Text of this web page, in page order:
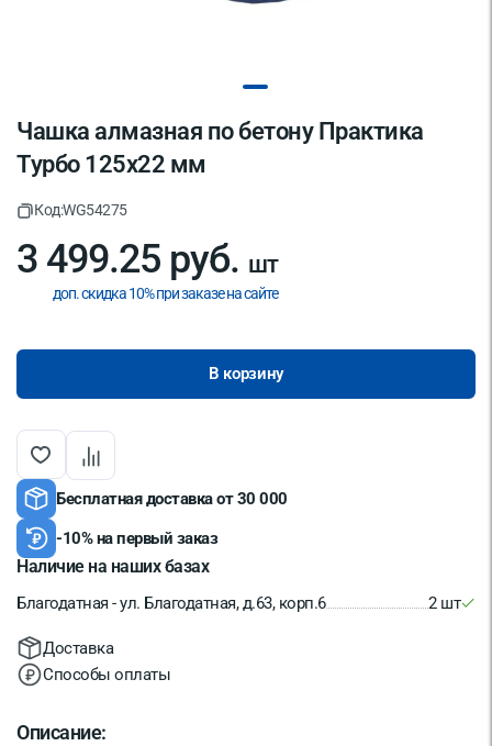
Чашка алмазная по бетону Практика
Турбо 125х22 мм
Код:WG54275
3 499.25 руб. шт
доп. скидка 10% при заказе на сайте
В корзину
Бесплатная доставка от 30 000
-10% на первый заказ
Наличие на наших базах
Благодатная - ул. Благодатная, д.63, корп.6 2 шт
Доставка
Способы оплаты
Описание: